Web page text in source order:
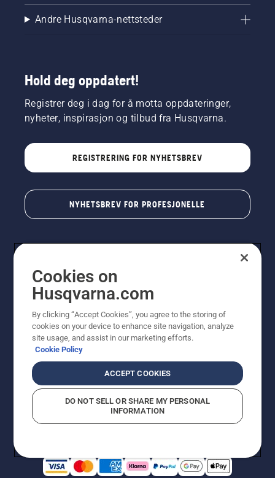
Andre Husqvarna-nettsteder
Hold deg oppdatert!
Registrer deg i dag for å motta oppdateringer,
nyheter, inspirasjon og tilbud fra Husqvarna.
REGISTRERING FOR NYHETSBREV
NYHETSBREV FOR PROFESJONELLE
© Husqvarna AB (utgiver). Med enerett. Angitte priser
er veiledende priser. Alle oppgitte priser er veiledende
tilgjengelig for direkte kjøp.
PersonvernbetingelserImprint
Rapportering av mistanker om regelbruddÅpenhetsloven
Likestilling
Cookies on
Husqvarna.com
By clicking “Accept Cookies”, you agree to the storing of
cookies on your device to enhance site navigation, analyze
site usage, and assist in our marketing efforts.
Cookie Policy
ACCEPT COOKIES
DO NOT SELL OR SHARE MY PERSONAL
INFORMATION